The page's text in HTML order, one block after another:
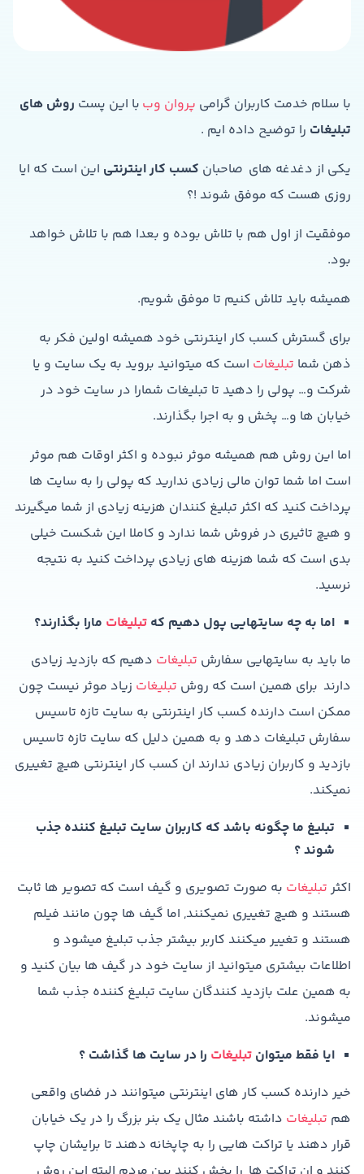
با سلام خدمت کاربران گرامی پروان وب با این پست روش های
تبلیغات را توضیح داده ایم .
یکی از دغدغه های صاحبان کسب کار اینترنتی این است که ایا
روزی هست که موفق شوند !؟
موفقیت از اول هم با تلاش بوده و بعدا هم با تلاش خواهد
بود.
همیشه باید تلاش کنیم تا موفق شویم.
برای گسترش کسب کار اینترنتی خود همیشه اولین فکر به
ذهن شما تبلیغات است که میتوانید بروید به یک سایت و یا
شرکت و… پولی را دهید تا تبلیغات شمارا در سایت خود در
خیابان ها و… پخش و به اجرا بگذارند.
اما این روش هم همیشه موثر نبوده و اکثر اوقات هم موثر
است اما شما توان مالی زیادی ندارید که پولی را به سایت ها
پرداخت کنید که اکثر تبلیغ کنندان هزینه زیادی از شما میگیرند
و هیچ تاثیری در فروش شما ندارد و کاملا این شکست خیلی
بدی است که شما هزینه های زیادی پرداخت کنید به نتیجه
نرسید.
اما به چه سایتهایی پول دهیم که تبلیغات مارا بگذارند؟
ما باید به سایتهایی سفارش تبلیغات دهیم که بازدید زیادی
دارند برای همین است که روش تبلیغات زیاد موثر نیست چون
ممکن است دارنده کسب کار اینترنتی به سایت تازه تاسیس
سفارش تبلیغات دهد و به همین دلیل که سایت تازه تاسیس
بازدید و کاربران زیادی ندارند ان کسب کار اینترنتی هیچ تغییری
نمیکند.
تبلیغ ما چگونه باشد که کاربران سایت تبلیغ کننده جذب
شوند ؟
اکثر تبلیغات به صورت تصویری و گیف است که تصویر ها ثابت
هستند و هیچ تغییری نمیکنند, اما گیف ها چون مانند فیلم
هستند و تغییر میکنند کاربر بیشتر جذب تبلیغ میشود و
اطلاعات بیشتری میتوانید از سایت خود در گیف ها بیان کنید و
به همین علت بازدید کنندگان سایت تبلیغ کننده جذب شما
میشوند.
ایا فقط میتوان تبلیغات را در سایت ها گذاشت ؟
خیر دارنده کسب کار های اینترنتی میتوانند در فضای واقعی
هم تبلیغات داشته باشند مثال یک بنر بزرگ را در یک خیابان
قرار دهند یا تراکت هایی را به چاپخانه دهند تا برایشان چاپ